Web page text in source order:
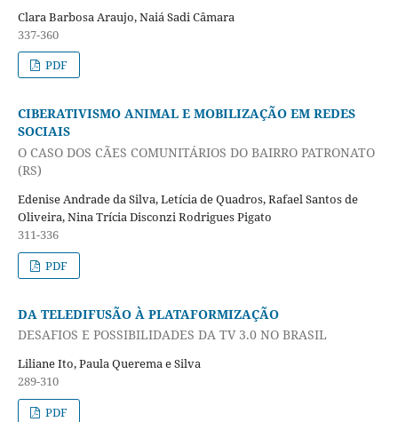
Clara Barbosa Araujo, Naiá Sadi Câmara
337-360
PDF
CIBERATIVISMO ANIMAL E MOBILIZAÇÃO EM REDES
SOCIAIS
O CASO DOS CÃES COMUNITÁRIOS DO BAIRRO PATRONATO
(RS)
Edenise Andrade da Silva, Letícia de Quadros, Rafael Santos de
Oliveira, Nina Trícia Disconzi Rodrigues Pigato
311-336
PDF
DA TELEDIFUSÃO À PLATAFORMIZAÇÃO
DESAFIOS E POSSIBILIDADES DA TV 3.0 NO BRASIL
Liliane Ito, Paula Querema e Silva
289-310
PDF